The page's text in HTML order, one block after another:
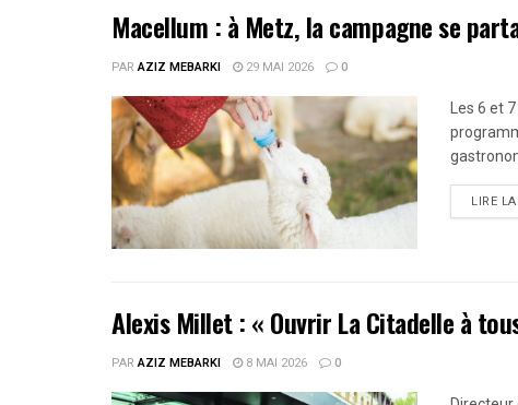
Macellum : à Metz, la campagne se
PAR AZIZ MEBARKI 29 MAI 2026 0
Les 6 et
LIRE
Alexis Millet : « Ouvrir La Citadelle à
PAR AZIZ MEBARKI 8 MAI 2026 0